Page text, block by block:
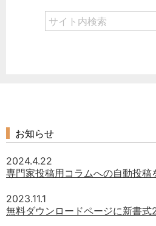
お知らせ
2024.4.22
専門家投稿用コラムへの自動投稿
2023.11.1
無料ダウンロードページに新書式